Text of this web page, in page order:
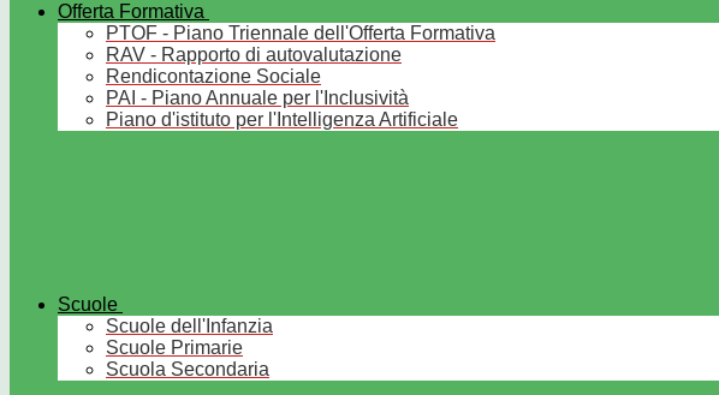
Offerta Formativa
PTOF - Piano Triennale dell'Offerta Formativa
RAV - Rapporto di autovalutazione
Rendicontazione Sociale
PAI - Piano Annuale per l'Inclusività
Piano d'istituto per l'Intelligenza Artificiale
Scuole
Scuole dell'Infanzia
Scuole Primarie
Scuola Secondaria